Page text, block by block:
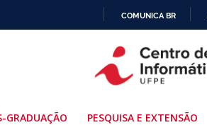
PARA
O
COMUNICA BR
GRADUAÇÃO PESQUISA E EXTENSÃO